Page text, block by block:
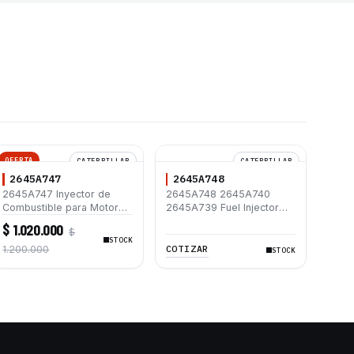
OFERTA CATERPILLAR
2645A747
2645A747 Inyector de
Combustible para Motor
Perkins Caterpillar C4.4
C6.6 430E 450E D6K 924H
$ 1.020.000 $
1.200.000
STOCK
CATERPILLAR
2645A748
2645A748 2645A740
2645A739 Fuel Injector
COTIZAR
STOCK